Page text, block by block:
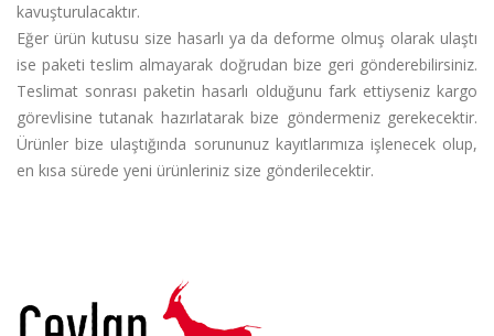
kavuşturulacaktır.
Eğer ürün kutusu size hasarlı ya da deforme olmuş olarak ulaştı
ise paketi teslim almayarak doğrudan bize geri gönderebilirsiniz.
Teslimat sonrası paketin hasarlı olduğunu fark ettiyseniz kargo
görevlisine tutanak hazırlatarak bize göndermeniz gerekecektir.
Ürünler bize ulaştığında sorununuz kayıtlarımıza işlenecek olup,
en kısa sürede yeni ürünleriniz size gönderilecektir.